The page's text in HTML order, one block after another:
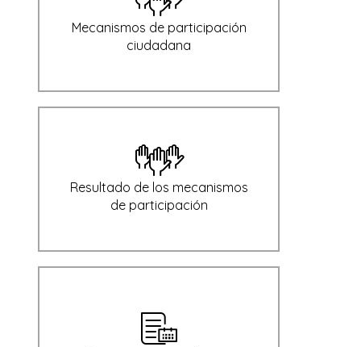
Mecanismos de participación
ciudadana
Resultado de los mecanismos
de participación